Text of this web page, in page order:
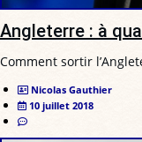
Angleterre : à
Comment sortir
Nicolas Gauthier
10 juillet 2018